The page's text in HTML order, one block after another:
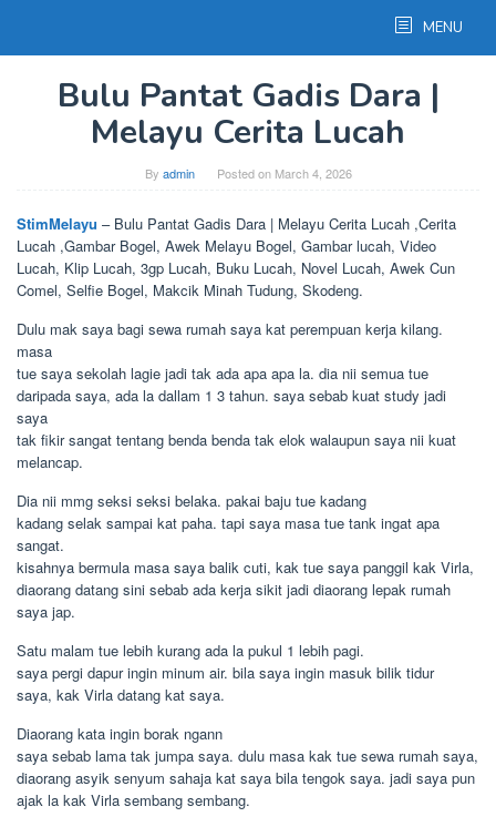
content
MENU
Bulu Pantat Gadis Dara |
Melayu Cerita Lucah
By admin Posted on March 4, 2026
StimMelayu – Bulu Pantat Gadis Dara | Melayu Cerita Lucah ,Cerita
Lucah ,Gambar Bogel, Awek Melayu Bogel, Gambar lucah, Video
Lucah, Klip Lucah, 3gp Lucah, Buku Lucah, Novel Lucah, Awek Cun
Comel, Selfie Bogel, Makcik Minah Tudung, Skodeng.
Dulu mak saya bagi sewa rumah saya kat perempuan kerja kilang.
masa
tue saya sekolah lagie jadi tak ada apa apa la. dia nii semua tue
daripada saya, ada la dallam 1 3 tahun. saya sebab kuat study jadi
saya
tak fikir sangat tentang benda benda tak elok walaupun saya nii kuat
melancap.
Dia nii mmg seksi seksi belaka. pakai baju tue kadang
kadang selak sampai kat paha. tapi saya masa tue tank ingat apa
sangat.
kisahnya bermula masa saya balik cuti, kak tue saya panggil kak Virla,
diaorang datang sini sebab ada kerja sikit jadi diaorang lepak rumah
saya jap.
Satu malam tue lebih kurang ada la pukul 1 lebih pagi.
saya pergi dapur ingin minum air. bila saya ingin masuk bilik tidur
saya, kak Virla datang kat saya.
Diaorang kata ingin borak ngann
saya sebab lama tak jumpa saya. dulu masa kak tue sewa rumah saya,
diaorang asyik senyum sahaja kat saya bila tengok saya. jadi saya pun
ajak la kak Virla sembang sembang.